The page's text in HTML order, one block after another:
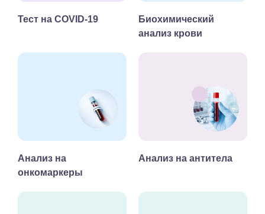
Тест на COVID-19
Биохимический
анализ крови
Анализ на
онкомаркеры
Анализ на антитела